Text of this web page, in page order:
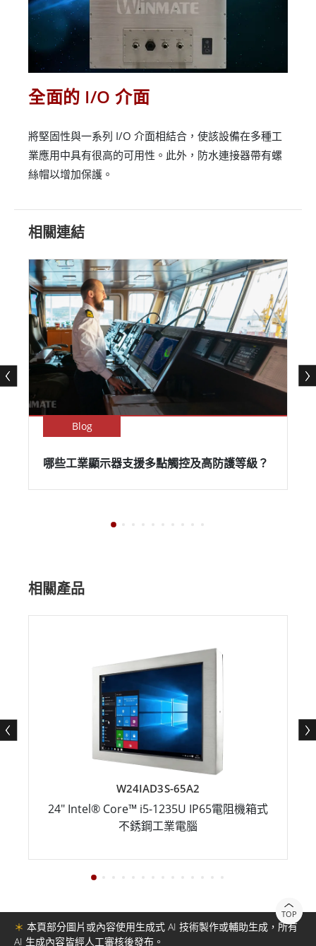
全面的 I/O 介面
將堅固性與一系列 I/O 介面相結合，使該設備在多種工
業應用中具有很高的可用性。此外，防水連接器帶有螺
絲帽以增加保護。
相關連結
Blog
哪些工業顯示器支援多點觸控及高防護等級？
相關產品
W24IAD3S-65A2
24" Intel® Core™ i5-1235U IP65電阻機箱式
不銹鋼工業電腦
TOP
＊ 本頁部分圖片或內容使用生成式 AI 技術製作或輔助生成，所有
AI 生成內容皆經人工審核後發布。